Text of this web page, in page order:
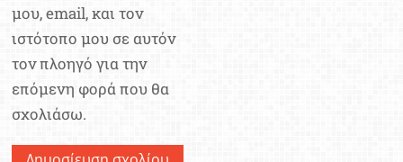
μου, email, και τον
ιστότοπο μου σε αυτόν
τον πλοηγό για την
επόμενη φορά που θα
σχολιάσω.